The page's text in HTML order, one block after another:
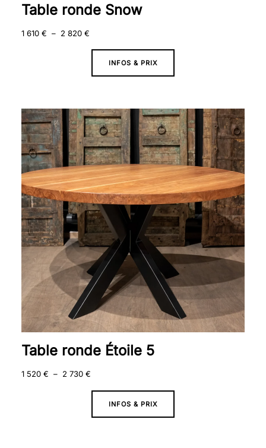
Table ronde Snow
1 610 € – 2 820 €
INFOS & PRIX
Table ronde Étoile 5
1 520 € – 2 730 €
Plage
de
prix :
1
520 €
à
2
730 €
INFOS & PRIX